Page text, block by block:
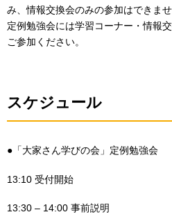
み、情報交換会のみの参加はできませ
定例勉強会には学習コーナー・情報
ご参加ください。
スケジュール
●「大家さん学びの会」定例勉強会
13:10 受付開始
13:30 – 14:00 事前説明